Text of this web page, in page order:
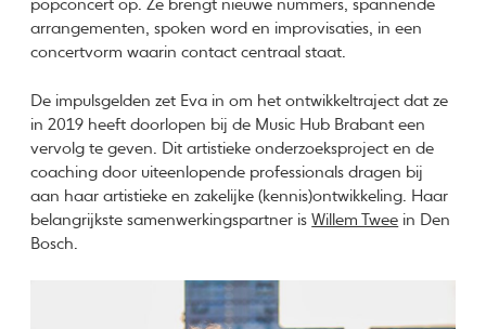
popconcert op. Ze brengt nieuwe nummers, spannende
arrangementen, spoken word en improvisaties, in een
concertvorm waarin contact centraal staat.
De impulsgelden zet Eva in om het ontwikkeltraject dat ze
in 2019 heeft doorlopen bij de Music Hub Brabant een
vervolg te geven. Dit artistieke onderzoeksproject en de
coaching door uiteenlopende professionals dragen bij
aan haar artistieke en zakelijke (kennis)ontwikkeling. Haar
belangrijkste samenwerkingspartner isWillem Twee in Den
Bosch.